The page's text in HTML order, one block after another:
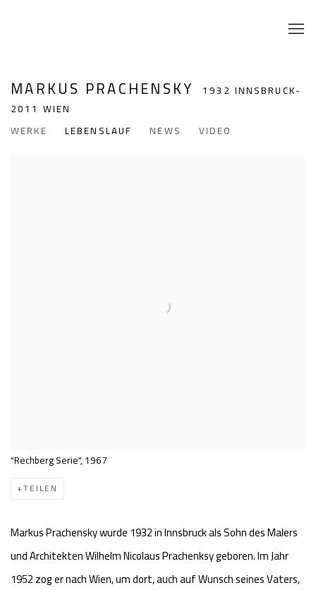
MARKUS PRACHENSKY
1932 INNSBRUCK-
2011 WIEN
WERKE
LEBENSLAUF NEWS VIDEO
"Rechberg Serie", 1967
TEILEN
Markus Prachensky wurde 1932 in Innsbruck als Sohn des Malers
und Architekten Wilhelm Nicolaus Prachenksy geboren. Im Jahr
1952 zog er nach Wien, um dort, auch auf Wunsch seines Vaters,